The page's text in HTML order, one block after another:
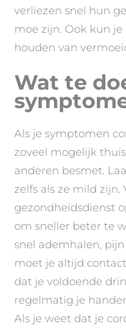
verliezen snel hun
moe zijn. Ook kun
houden van
Wat te
Als je symptomen
zoveel mogelijk
anderen besmet.
zelfs als ze mild zijn.
gezondheidsdienst
om sneller beter te
snel ademhalen,
moet je altijd
dat je voldoende
regelmatig je
Als je weet dat je